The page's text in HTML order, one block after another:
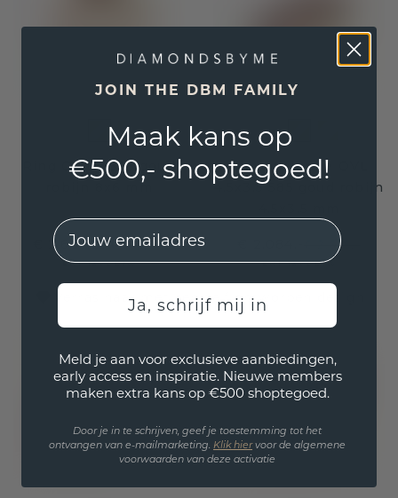
Ring Gerda 585 goud
robijn 8x6 mm
€ 2.687,20€ 3.359,-
Excl. Tax & BTW
Ring Vivienne OVL
4.5x3.5 585 goud robijn
€ 2.605,-
Excl. Tax & BTW
Verras haar met een zelf ontworpen design
JOIN THE DBM FAMILY
Maak kans op
€500,- shoptegoed!
EMail
Ja, schrijf mij in
Meld je aan voor exclusieve aanbiedingen,
early access en inspiratie. Nieuwe members
maken extra kans op €500 shoptegoed.
Door je in te schrijven, geef je toestemming tot het
ontvangen van e-mailmarketing. Klik hiervoor de algemene
voorwaarden van deze activatie